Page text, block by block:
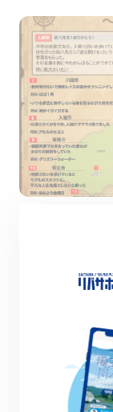
NACK５「